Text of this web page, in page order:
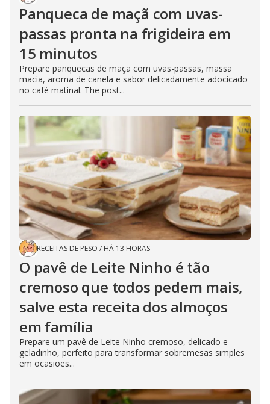
Panqueca de maçã com uvas-
passas pronta na frigideira em
15 minutos
Prepare panquecas de maçã com uvas-passas, massa
macia, aroma de canela e sabor delicadamente adocicado
no café matinal. The post...
RECEITAS DE PESO / HÁ 13 HORAS
O pavê de Leite Ninho é tão
cremoso que todos pedem mais,
salve esta receita dos almoços
em família
Prepare um pavê de Leite Ninho cremoso, delicado e
geladinho, perfeito para transformar sobremesas simples
em ocasiões...